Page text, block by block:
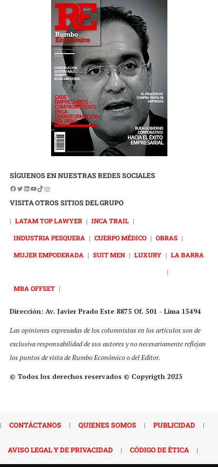
SÍGUENOS EN NUESTRAS REDES SOCIALES
VISITA OTROS SITIOS DEL GRUPO
| LATAM TOP LAWYER | INCA TRAIL |
INDUSTRIA PESQUERA | CUERPO MÉDICO | OBRAS |
MUJER EMPODERADA | SUIT MEN | LUXURY | LA BARRA
|
MBA OFFSET |
Dirección: Av. Javier Prado Este 8875 Of. 501 - Lima 15494
Las opiniones expresadas de los columnistas en los artículos son de
exclusiva responsabilidad de sus autores y no necesariamente reflejan
los puntos de vista de Rumbo Económico o del Editor.
© Todos los derechos reservados © Copyrigth 2023
| CONTÁCTANOS | QUIENES SOMOS | PUBLICIDAD |
AVISO LEGAL Y DE PRIVACIDAD | CÓDIGO DE ÉTICA |